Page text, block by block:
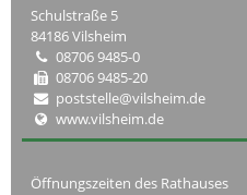
Schulstraße 5
84186 Vilsheim
08706 9485-0
08706 9485-20
poststelle@vilsheim.de
www.vilsheim.de
Öffnungszeiten des Rathauses